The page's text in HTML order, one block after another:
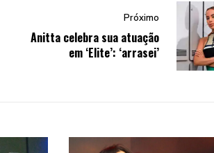
Próximo
Anitta celebra sua atuação
em ‘Elite’: ‘arrasei’